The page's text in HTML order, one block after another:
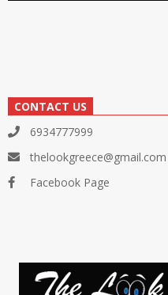
CONTACT US
6934777999
thelookgreece@gmail.com
Facebook Page